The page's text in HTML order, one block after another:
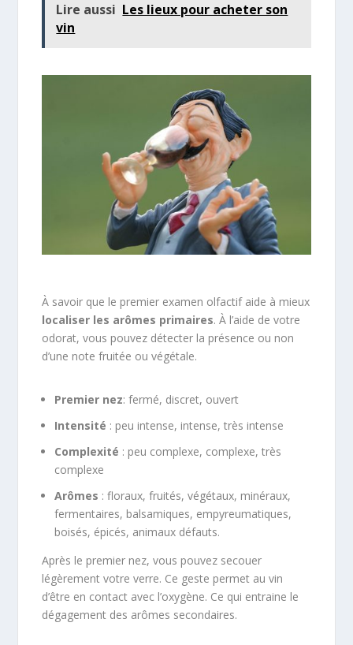
Lire aussi Les lieux pour acheter son
vin
À savoir que le premier examen olfactif aide à mieux
localiser les arômes primaires. À l’aide de votre
odorat, vous pouvez détecter la présence ou non
d’une note fruitée ou végétale.
Premier nez: fermé, discret, ouvert
Intensité : peu intense, intense, très intense
Complexité : peu complexe, complexe, très
complexe
Arômes : floraux, fruités, végétaux, minéraux,
fermentaires, balsamiques, empyreumatiques,
boisés, épicés, animaux défauts.
Après le premier nez, vous pouvez secouer
légèrement votre verre. Ce geste permet au vin
d’être en contact avec l’oxygène. Ce qui entraine le
dégagement des arômes secondaires.